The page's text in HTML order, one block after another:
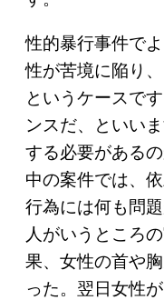
性的暴行事件で
性が苦境に陥り
というケースで
ンスだ、といい
する必要がある
中の案件では、
行為には何も問
人がいうところ
果、女性の首や
った。翌日女性